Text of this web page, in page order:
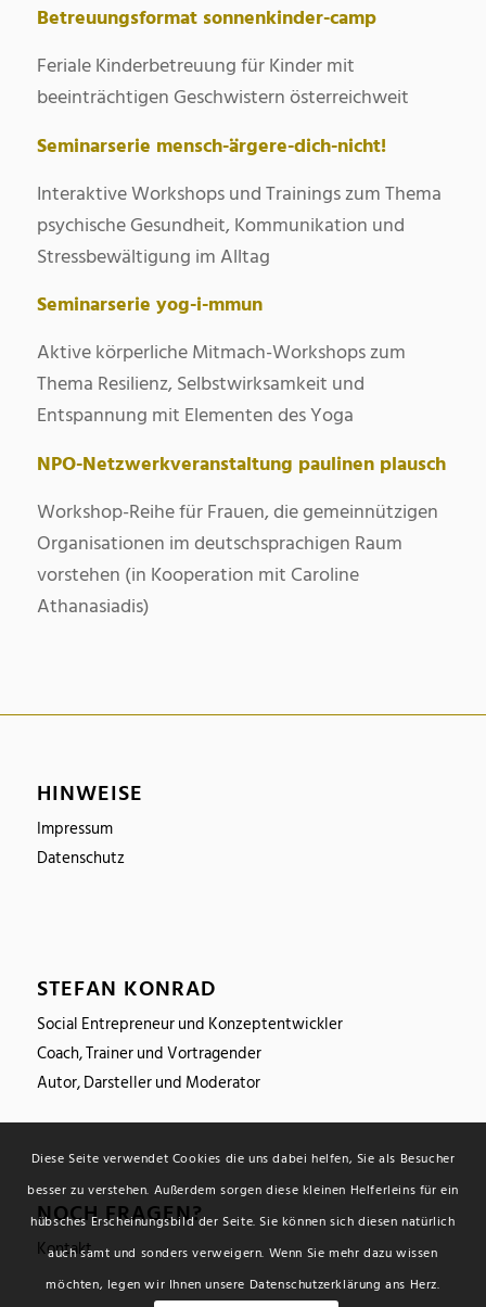
Betreuungsformat sonnenkinder-camp
Feriale Kinderbetreuung für Kinder mit
beeinträchtigen Geschwistern österreichweit
Seminarserie mensch-ärgere-dich-nicht!
Interaktive Workshops und Trainings zum Thema
psychische Gesundheit, Kommunikation und
Stressbewältigung im Alltag
Seminarserie yog-i-mmun
Aktive körperliche Mitmach-Workshops zum
Thema Resilienz, Selbstwirksamkeit und
Entspannung mit Elementen des Yoga
NPO-Netzwerkveranstaltung paulinen plausch
Workshop-Reihe für Frauen, die gemeinnützigen
Organisationen im deutschsprachigen Raum
vorstehen (in Kooperation mit Caroline
Athanasiadis)
HINWEISE
Impressum
Datenschutz
STEFAN KONRAD
Social Entrepreneur und Konzeptentwickler
Coach, Trainer und Vortragender
Autor, Darsteller und Moderator
NOCH FRAGEN?
Kontakt
Diese Seite verwendet Cookies die uns dabei helfen, Sie als Besucher
besser zu verstehen. Außerdem sorgen diese kleinen Helferleins für ein
hübsches Erscheinungsbild der Seite. Sie können sich diesen natürlich
auch samt und sonders verweigern. Wenn Sie mehr dazu wissen
möchten, legen wir Ihnen unsere Datenschutzerklärung ans Herz.